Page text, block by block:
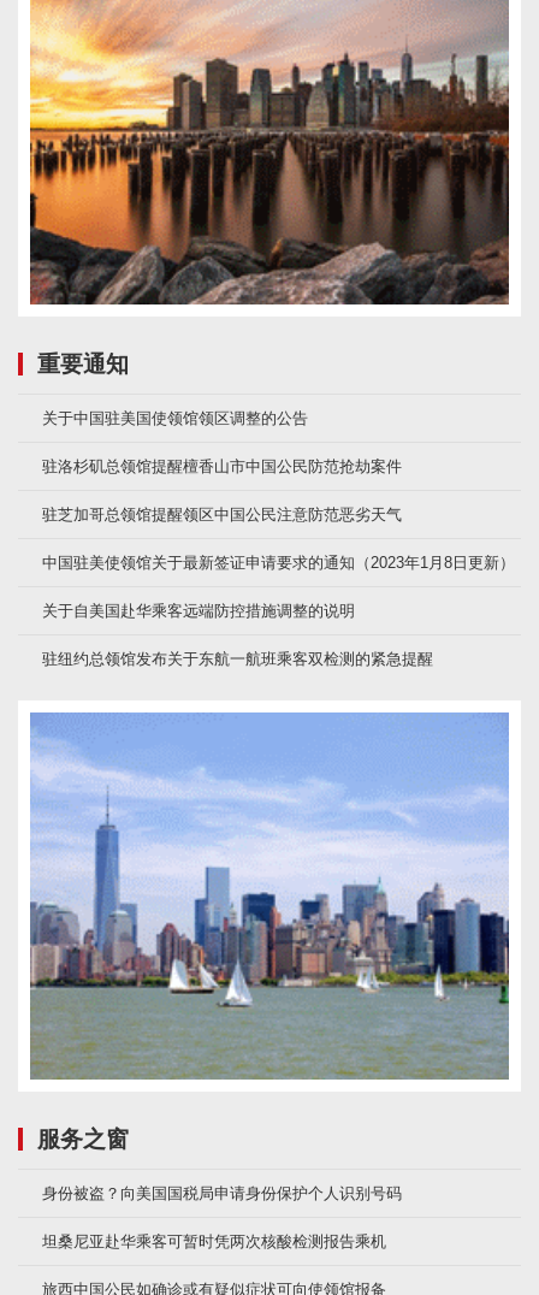
重要通知
关于中国驻美国使领馆领区调整的公告
驻洛杉矶总领馆提醒檀香山市中国公民防范抢劫案件
驻芝加哥总领馆提醒领区中国公民注意防范恶劣天气
中国驻美使领馆关于最新签证申请要求的通知（2023年1月8日更新）
关于自美国赴华乘客远端防控措施调整的说明
驻纽约总领馆发布关于东航一航班乘客双检测的紧急提醒
服务之窗
身份被盗？向美国国税局申请身份保护个人识别号码
坦桑尼亚赴华乘客可暂时凭两次核酸检测报告乘机
旅西中国公民如确诊或有疑似症状可向使领馆报备